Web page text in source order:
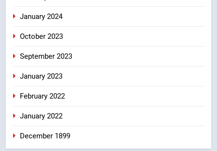
January 2024
October 2023
September 2023
January 2023
February 2022
January 2022
December 1899